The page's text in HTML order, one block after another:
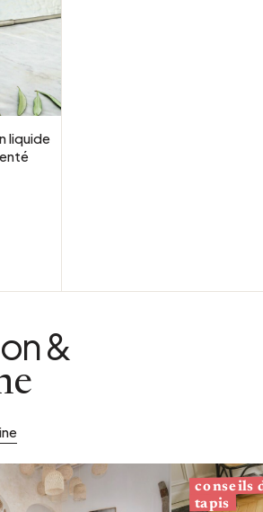
liquide
&
conseils
tapis